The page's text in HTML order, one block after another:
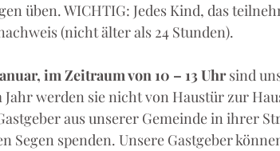
üben. WICHTIG: Jedes Kind, das
(nicht älter als 24 Stunden).
im Zeitraum von 10 – 13 Uhr sind
werden sie nicht von Haustür zur
aus unserer Gemeinde in ihrer
Segen spenden. Unsere Gastgeber